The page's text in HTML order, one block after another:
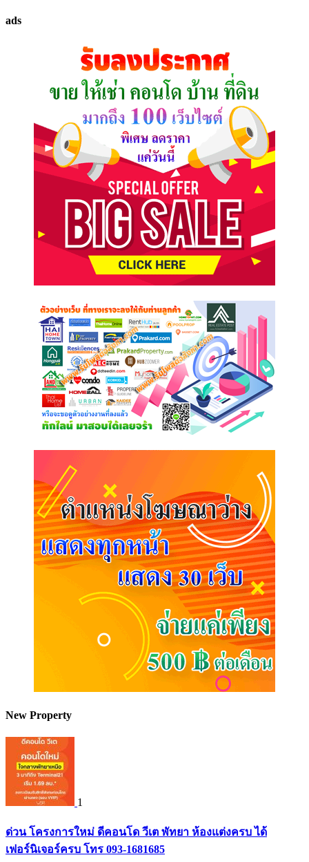
ที่
ads
New Property
1
ด่วน โครงการใหม่ ดีคอนโด วีเต พัทยา ห้องแต่งครบ ได้
เฟอร์นิเจอร์ครบ โทร 093-1681685